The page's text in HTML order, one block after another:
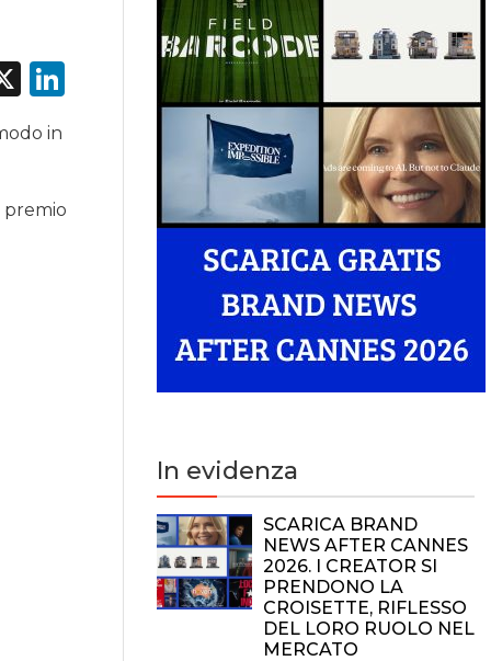
X LinkedIn
in
premio
In evidenza
SCARICA BRAND
NEWS AFTER CANNES
2026. I CREATOR SI
PRENDONO LA
CROISETTE, RIFLESSO
DEL LORO RUOLO NEL
MERCATO